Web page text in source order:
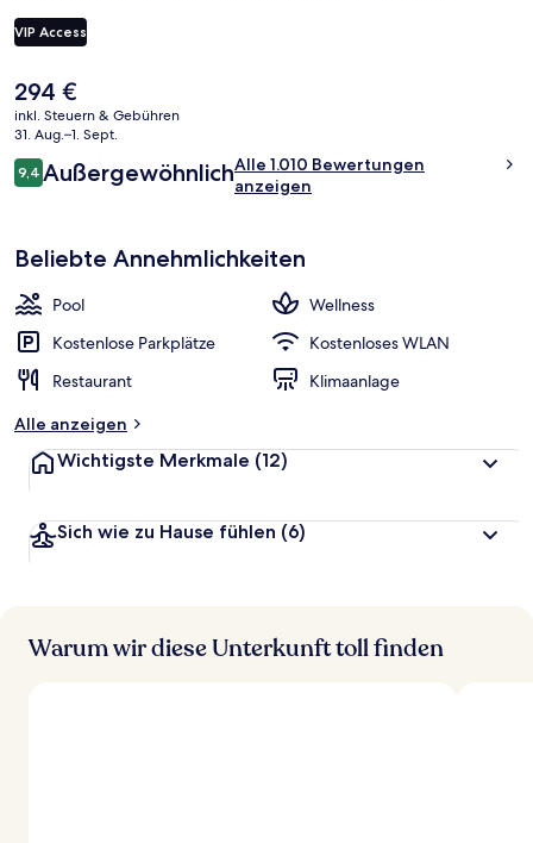
Poolbar, ein Kinderbecken und ein Kinderclub sprechen für dieses
Hotel im luxuriösen Stil. Anderen Reisenden gefallen das
VIP Access
Der
aktuelle
Preis
294 €.
294 €
inkl. Steuern & Gebühren
31. Aug.–1. Sept.
Bewertungen
9,49,4 von 10.
AußergewöhnlichAlle 1.010 Bewertungen
anzeigen
Beliebte Annehmlichkeiten
Pool
Wellness
Kostenlose Parkplätze
Kostenloses WLAN
Restaurant
Klimaanlage
Alle anzeigen
Wichtigste Merkmale (12)
Sich wie zu Hause fühlen (6)
Warum wir diese Unterkunft toll finden